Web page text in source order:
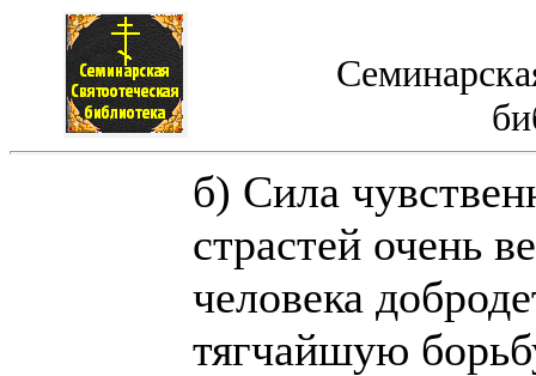
б) Сила
страстей очень
человека
тягчайшую